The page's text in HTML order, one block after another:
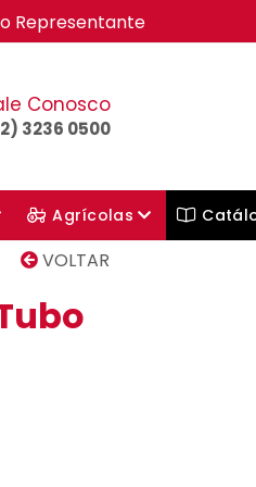
Representante
Conosco
3236 0500
Agrícolas
VOLTAR